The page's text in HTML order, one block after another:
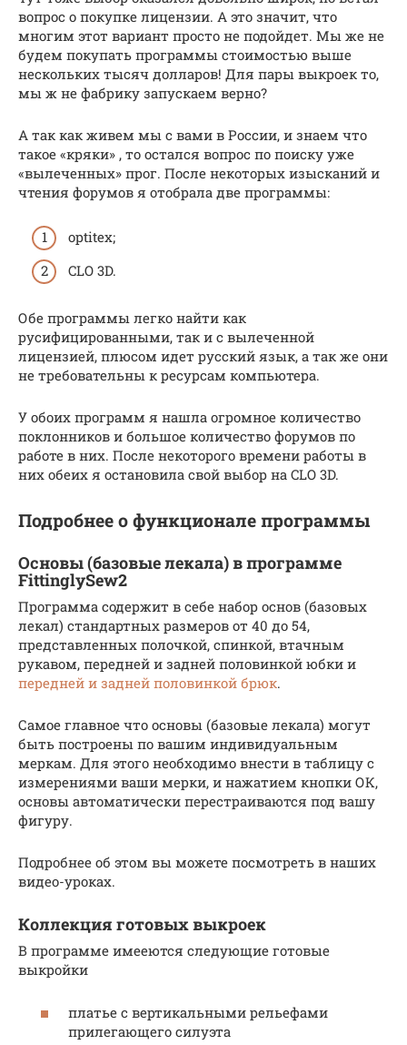
вопрос о покупке лицензии. А это значит, что
многим этот вариант просто не подойдет. Мы же не
будем покупать программы стоимостью выше
нескольких тысяч долларов! Для пары выкроек то,
мы ж не фабрику запускаем верно?
А так как живем мы с вами в России, и знаем что
такое «кряки» , то остался вопрос по поиску уже
«вылеченных» прог. После некоторых изысканий и
чтения форумов я отобрала две программы:
optitex;
CLO 3D.
Обе программы легко найти как
русифицированными, так и с вылеченной
лицензией, плюсом идет русский язык, а так же они
не требовательны к ресурсам компьютера.
У обоих программ я нашла огромное количество
поклонников и большое количество форумов по
работе в них. После некоторого времени работы в
них обеих я остановила свой выбор на CLO 3D.
Подробнее о функционале программы
Основы (базовые лекала) в программе
FittinglySew2
Программа содержит в себе набор основ (базовых
лекал) стандартных размеров от 40 до 54,
представленных полочкой, спинкой, втачным
рукавом, передней и задней половинкой юбки и
передней и задней половинкой брюк.
Самое главное что основы (базовые лекала) могут
быть построены по вашим индивидуальным
меркам. Для этого необходимо внести в таблицу с
измерениями ваши мерки, и нажатием кнопки ОК,
основы автоматически перестраиваются под вашу
фигуру.
Подробнее об этом вы можете посмотреть в наших
видео-уроках.
Коллекция готовых выкроек
В программе имееются следующие готовые
выкройки
платье с вертикальными рельефами
прилегающего силуэта